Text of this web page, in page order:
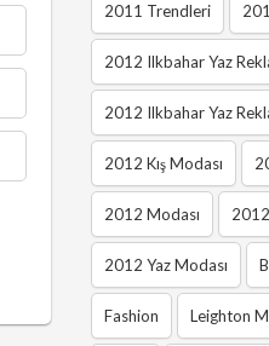
2011 Trendleri
2012 Ilkbahar Yaz
2012 Ilkbahar Yaz
2012 Kış Modası
2012 Modası
2012 Yaz Modası
Fashion Leighton